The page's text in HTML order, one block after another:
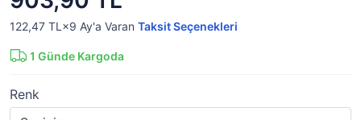
122,47 TL×9 Ay'a Varan Taksit Seçenekleri
1 Günde Kargoda
Renk